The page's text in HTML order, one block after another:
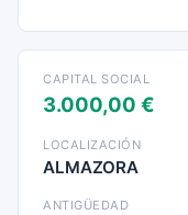
CAPITAL SOCIAL
3.000,00 €
LOCALIZACIÓN
ALMAZORA
ANTIGÜEDAD